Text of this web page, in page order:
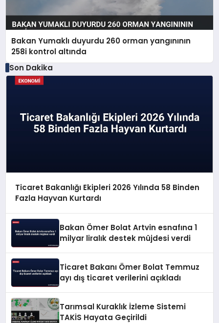
Bakan Yumaklı duyurdu 260 orman yangınının
258i kontrol altında
Son Dakika
Ticaret Bakanlığı Ekipleri 2026 Yılında 58 Binden
Fazla Hayvan Kurtardı
Bakan Ömer Bolat Artvin esnafına 1
milyar liralık destek müjdesi verdi
Ticaret Bakanı Ömer Bolat Temmuz
ayı dış ticaret verilerini açıkladı
Tarımsal Kuraklık İzleme Sistemi
TAKİS Hayata Geçirildi